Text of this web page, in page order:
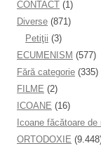
CONTACT (1)
Diverse (871)
Petiţii (3)
ECUMENISM (577)
Fără categorie (335)
FILME (2)
ICOANE (16)
Icoane făcătoare de
ORTODOXIE